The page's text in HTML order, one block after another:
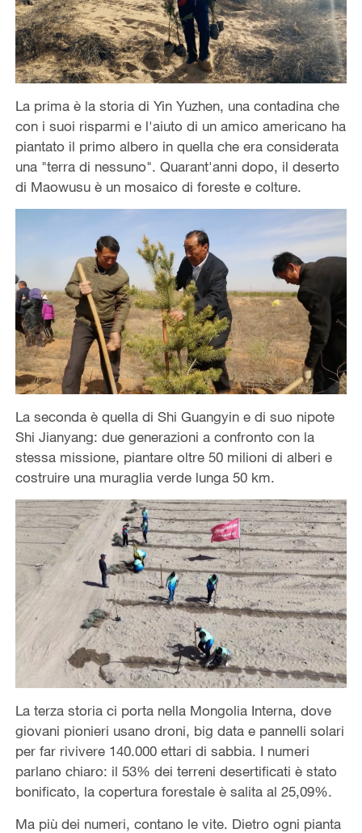
La prima è la storia di Yin Yuzhen, una contadina che
con i suoi risparmi e l'aiuto di un amico americano ha
piantato il primo albero in quella che era considerata
una "terra di nessuno". Quarant'anni dopo, il deserto
di Maowusu è un mosaico di foreste e colture.
La seconda è quella di Shi Guangyin e di suo nipote
Shi Jianyang: due generazioni a confronto con la
stessa missione, piantare oltre 50 milioni di alberi e
costruire una muraglia verde lunga 50 km.
La terza storia ci porta nella Mongolia Interna, dove
giovani pionieri usano droni, big data e pannelli solari
per far rivivere 140.000 ettari di sabbia. I numeri
parlano chiaro: il 53% dei terreni desertificati è stato
bonificato, la copertura forestale è salita al 25,09%.
Ma più dei numeri, contano le vite. Dietro ogni pianta